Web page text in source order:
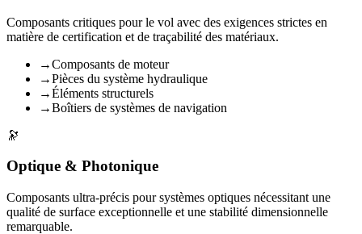
Composants critiques pour le vol avec des exigences strictes en
matière de certification et de traçabilité des matériaux.
→Composants de moteur
→Pièces du système hydraulique
→Éléments structurels
→Boîtiers de systèmes de navigation
🔭
Optique & Photonique
Composants ultra-précis pour systèmes optiques nécessitant une
qualité de surface exceptionnelle et une stabilité dimensionnelle
remarquable.